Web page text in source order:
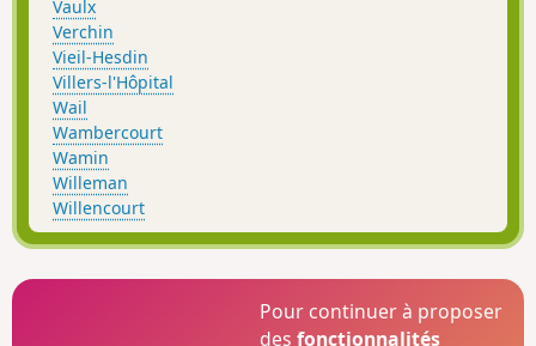
Vaulx
Verchin
Vieil-Hesdin
Villers-l'Hôpital
Wail
Wambercourt
Wamin
Willeman
Willencourt
Pour continuer à proposer
desfonctionnalités